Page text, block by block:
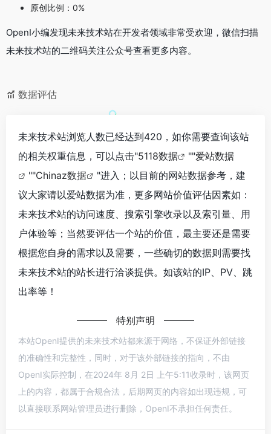
原创比例：0%
OpenI小编发现未来技术站在开发者领域非常受欢迎，微信扫描
未来技术站的二维码关注公众号查看更多内容。
数据评估
未来技术站浏览人数已经达到420，如你需要查询该站
的相关权重信息，可以点击"5118数据 ""爱站数据
""Chinaz数据
"进入；以目前的网站数据参考，建
议大家请以爱站数据为准，更多网站价值评估因素如：
未来技术站的访问速度、搜索引擎收录以及索引量、用
户体验等；当然要评估一个站的价值，最主要还是需要
根据您自身的需求以及需要，一些确切的数据则需要找
未来技术站的站长进行洽谈提供。如该站的IP、PV、跳
出率等！
特别声明
本站OpenI提供的未来技术站都来源于网络，不保证外部链接
的准确性和完整性，同时，对于该外部链接的指向，不由
OpenI实际控制，在2024年 8月 2日 上午5:11收录时，该网页
上的内容，都属于合规合法，后期网页的内容如出现违规，可
以直接联系网站管理员进行删除，OpenI不承担任何责任。